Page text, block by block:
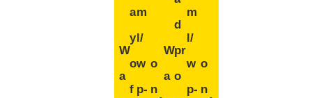
W
a
a
y
o
f
m
l/
w
p-
o
n
W
a
d
pr
o
m
l/
w
p-
o
n